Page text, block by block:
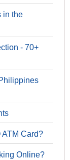
in the
- 70+
ATM Card?
Online?